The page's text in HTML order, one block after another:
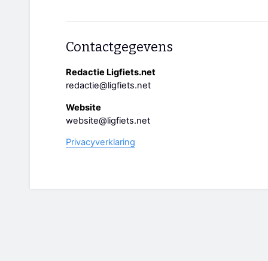
Contactgegevens
Redactie Ligfiets.net
redactie@ligfiets.net
Website
website@ligfiets.net
Privacyverklaring